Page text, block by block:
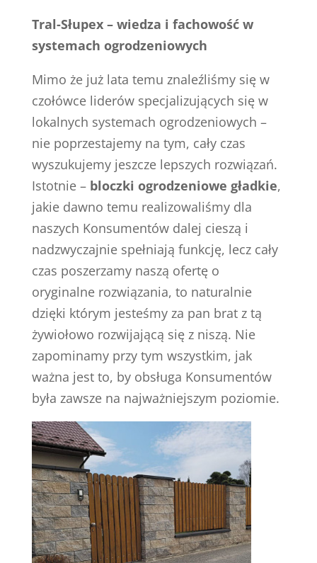
Tral-Słupex – wiedza i fachowość w
systemach ogrodzeniowych
Mimo że już lata temu znaleźliśmy się w
czołówce liderów specjalizujących się w
lokalnych systemach ogrodzeniowych –
nie poprzestajemy na tym, cały czas
wyszukujemy jeszcze lepszych rozwiązań.
Istotnie – bloczki ogrodzeniowe gładkie,
jakie dawno temu realizowaliśmy dla
naszych Konsumentów dalej cieszą i
nadzwyczajnie spełniają funkcję, lecz cały
czas poszerzamy naszą ofertę o
oryginalne rozwiązania, to naturalnie
dzięki którym jesteśmy za pan brat z tą
żywiołowo rozwijającą się z niszą. Nie
zapominamy przy tym wszystkim, jak
ważna jest to, by obsługa Konsumentów
była zawsze na najważniejszym poziomie.